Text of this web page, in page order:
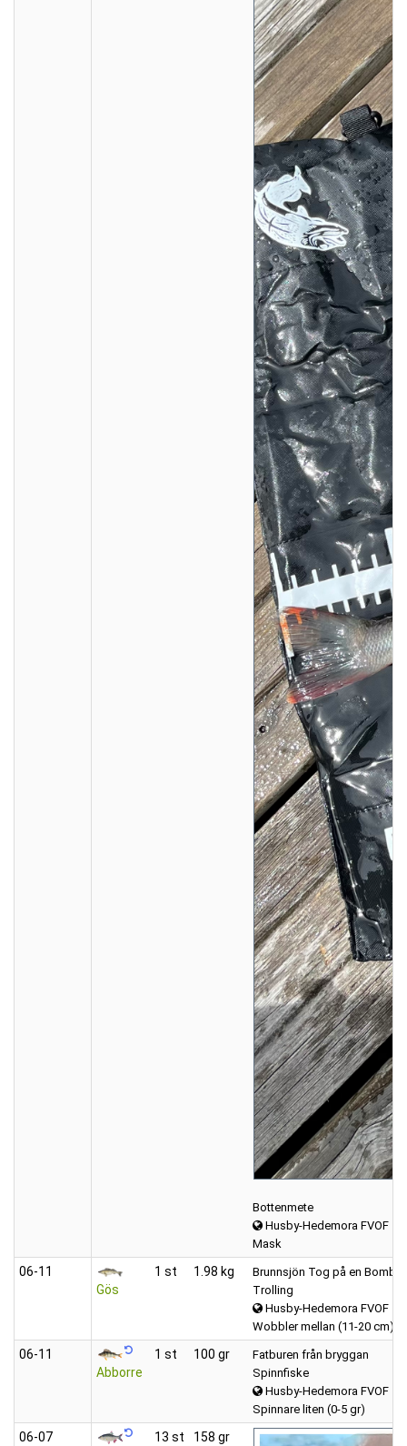
Bottenmete
Husby-Hedemora FVOF
Mask
06‑11
Gös
1 st 1.98 kg
Brunnsjön Tog på en
Trolling
Husby-Hedemora FVOF
Wobbler mellan (11-20 cm)
06‑11
Abborre
1 st 100 gr
Fatburen från bryggan
Spinnfiske
Husby-Hedemora FVOF
Spinnare liten (0-5 gr)
06‑07 13 st 158 gr